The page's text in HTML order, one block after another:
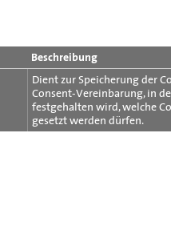
Beschreibung
Dient zur Speicherung der
Consent-Vereinbarung, in
festgehalten wird, welche
gesetzt werden dürfen.